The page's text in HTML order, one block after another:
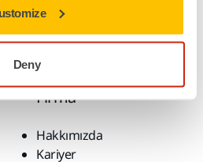
Deny
Firma
Hakkımızda
Kariyer